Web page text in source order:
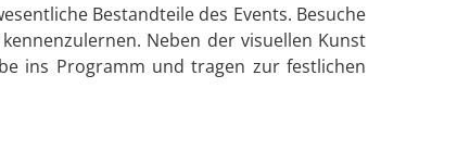
Bestandteile des Events. Besuche
Neben der visuellen Kunst
ins Programm und tragen zur festlichen